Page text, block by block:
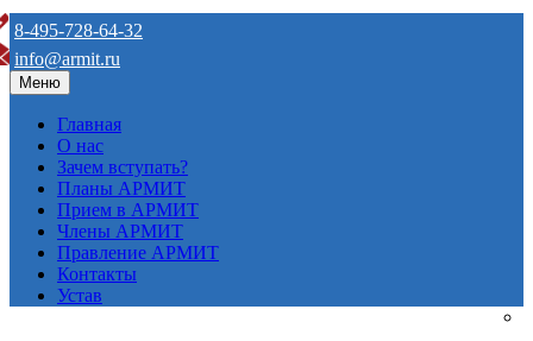
8-495-728-64-32
info@armit.ru
Меню
Главная
О нас
Зачем вступать?
Планы АРМИТ
Прием в АРМИТ
Члены АРМИТ
Правление АРМИТ
Контакты
Устав